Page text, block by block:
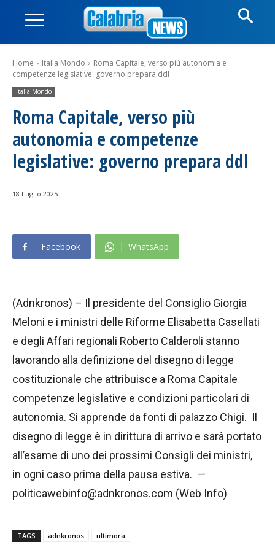
Home Italia Mondo
Roma Capitale, verso più autonomia e
competenze legislative: governo prepara ddl
Italia Mondo
Roma Capitale, verso più
autonomia e competenze
legislative: governo prepara ddl
18 Luglio 2025
Facebook WhatsApp
(Adnkronos) – Il presidente del Consiglio Giorgia
Meloni e i ministri delle Riforme Elisabetta Casellati
e degli Affari regionali Roberto Calderoli stanno
lavorando alla definizione del disegno di legge
costituzionale che attribuisce a Roma Capitale
competenze legislative e condizioni particolari di
autonomia. Si apprende da fonti di palazzo Chigi. Il
disegno di legge è in dirittura di arrivo e sarà portato
all’esame di uno dei prossimi Consigli dei ministri,
in ogni caso prima della pausa estiva. —
politicawebinfo@adnkronos.com (Web Info)
TAGS adnkronos ultimora